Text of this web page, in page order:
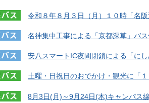
令和８年８月３日（月）１０時「名
名神集中工事による「京都深草」バ
安八スマートIC夜間閉鎖による「に
土曜・日祝日のおでかけ・観光に「
8月3日(月)～9月24日(木)キャンパス